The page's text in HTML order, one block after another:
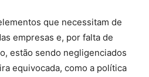
que necessitam de
empresas e, por falta de
estão sendo negligenciados
equivocada, como a política